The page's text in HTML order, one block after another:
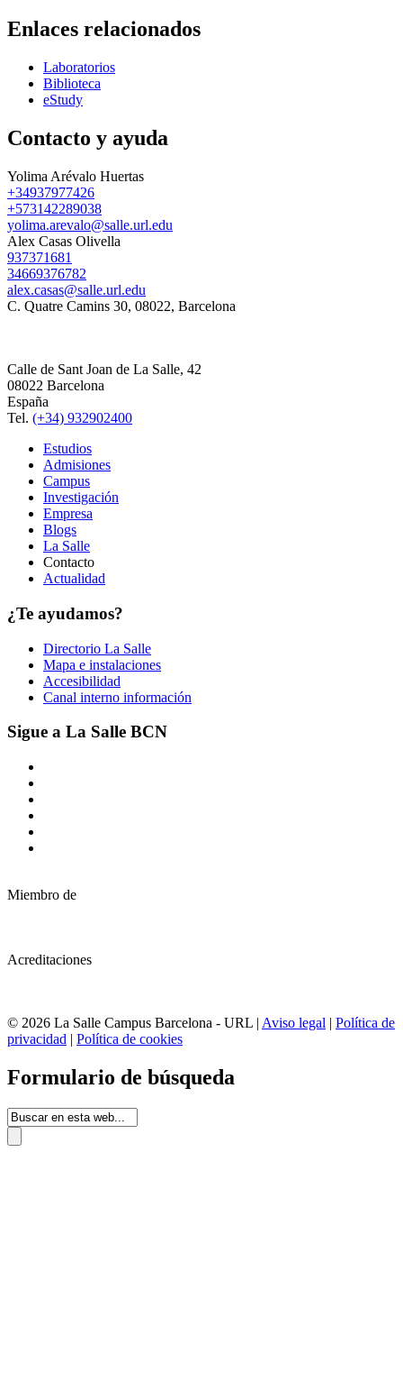
Enlaces relacionados
Laboratorios
Biblioteca
eStudy
Contacto y ayuda
Yolima Arévalo Huertas
+34937977426
+573142289038
yolima.arevalo@salle.url.edu
Alex Casas Olivella
937371681
34669376782
alex.casas@salle.url.edu
C. Quatre Camins 30, 08022, Barcelona
Calle de Sant Joan de La Salle, 42
08022 Barcelona
España
Tel. (+34) 932902400
Estudios
Admisiones
Campus
Investigación
Empresa
Blogs
La Salle
Contacto
Actualidad
¿Te ayudamos?
Directorio La Salle
Mapa e instalaciones
Accesibilidad
Canal interno información
Sigue a La Salle BCN
Miembro de
Acreditaciones
© 2026 La Salle Campus Barcelona - URL | Aviso legal | Política de
privacidad | Política de cookies
Formulario de búsqueda